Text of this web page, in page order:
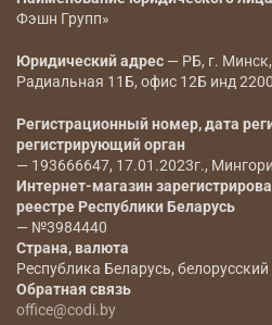
Фэшн Групп»
Юридический адрес — РБ, г. Минск,
Радиальная 11Б, офис 12Б инд
Регистрационный номер, дата
регистрирующий орган
— 193666647, 17.01.2023г.,
Интернет-магазин
реестре Республики Беларусь
— №3984440
Страна, валюта
Республика Беларусь, белорусский
Обратная связь
office@codi.by